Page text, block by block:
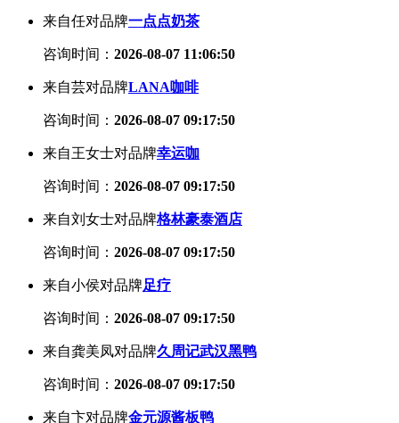
来自任对品牌一点点奶茶
咨询时间： 2026-08-07 11:06:50
来自芸对品牌LANA咖啡
咨询时间： 2026-08-07 09:17:50
来自王女士对品牌幸运咖
咨询时间： 2026-08-07 09:17:50
来自刘女士对品牌格林豪泰酒店
咨询时间： 2026-08-07 09:17:50
来自小侯对品牌足疗
咨询时间： 2026-08-07 09:17:50
来自龚美凤对品牌久周记武汉黑鸭
咨询时间： 2026-08-07 09:17:50
来自卞对品牌金元源酱板鸭